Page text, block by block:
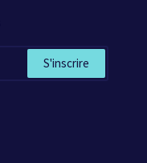
S'inscrire